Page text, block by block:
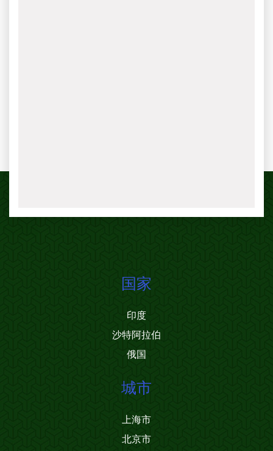
国家
印度
沙特阿拉伯
俄国
城市
上海市
北京市